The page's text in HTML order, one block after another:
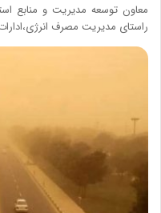
معاون توسعه مدیریت و منابع
راستای مدیریت مصرف